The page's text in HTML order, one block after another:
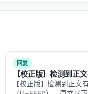
回复
【校正版】检测到正
【校正版】检测到正文